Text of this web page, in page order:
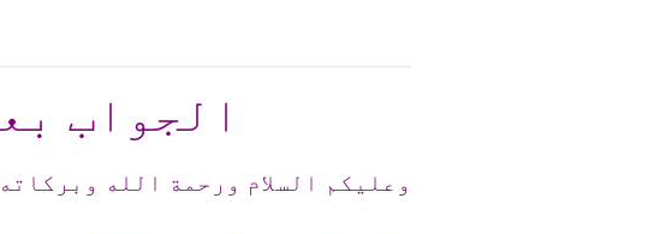
الجواب
وعلیکم السلام ورحمة الله